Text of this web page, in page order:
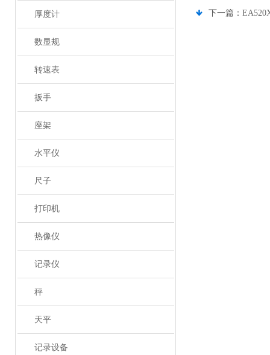
厚度计
数显规
转速表
扳手
座架
水平仪
尺子
打印机
热像仪
记录仪
秤
天平
记录设备
下一篇：